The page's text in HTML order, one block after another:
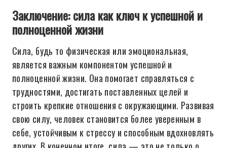
Заключение: сила как ключ к успешной и
полноценной жизни
Сила, будь то физическая или эмоциональная,
является важным компонентом успешной и
полноценной жизни. Она помогает справляться с
трудностями, достигать поставленных целей и
строить крепкие отношения с окружающими. Развивая
свою силу, человек становится более уверенным в
себе, устойчивым к стрессу и способным вдохновлять